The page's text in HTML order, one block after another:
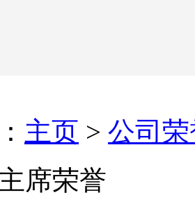
主页 > 公司
席荣誉